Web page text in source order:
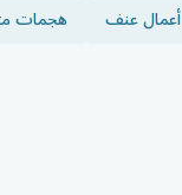
أعمال عنف هجمات